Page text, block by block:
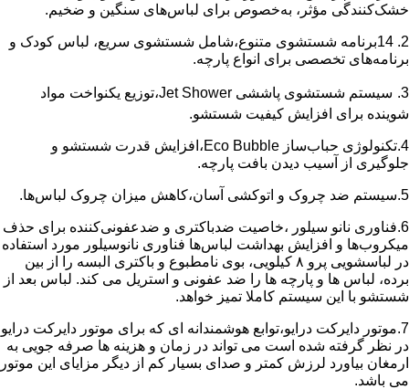
خشک‌کنندگی مؤثر، به‌خصوص برای لباس‌های سنگین و ضخیم.
2. 14برنامه شستشوی متنوع،شامل شستشوی سریع، لباس کودک و
برنامه‌های تخصصی برای انواع پارچه.
3.
سیستم شستشوی پاششی Jet Shower،توزیع یکنواخت مواد
شوینده برای افزایش کیفیت شستشو.
4.تکنولوژی حباب‌ساز Eco Bubble،افزایش قدرت شستشو و
جلوگیری از آسیب دیدن بافت پارچه.
5.سیستم ضد چروک و اتوکشی آسان،کاهش میزان چروک لباس‌ها.
6.فناوری نانو سیلور ،خاصیت ضدباکتری و ضدعفونی‌کننده برای حذف
میکروب‌ها و افزایش بهداشت لباس‌ها فناوری نانوسیلور مورد استفاده
در لباسشویی پرو ۸ کیلویی، بوی نامطبوع و باکتری البسه را از بین
برده، لباس ها و پارچه ها را ضد عفونی و استریل می کند. لباس بعد از
شستشو با این سیستم کاملا تمیز خواهد.
7.موتور دایرکت درایو،توابع هوشمندانه ای که برای موتور دایرکت درایو
در نظر گرفته شده است می تواند در زمان و هزینه ها صرفه جویی به
ارمغان بیاورد لرزش کمتر و صدای بسیار کم از دیگر مزایای این موتور
می باشد.